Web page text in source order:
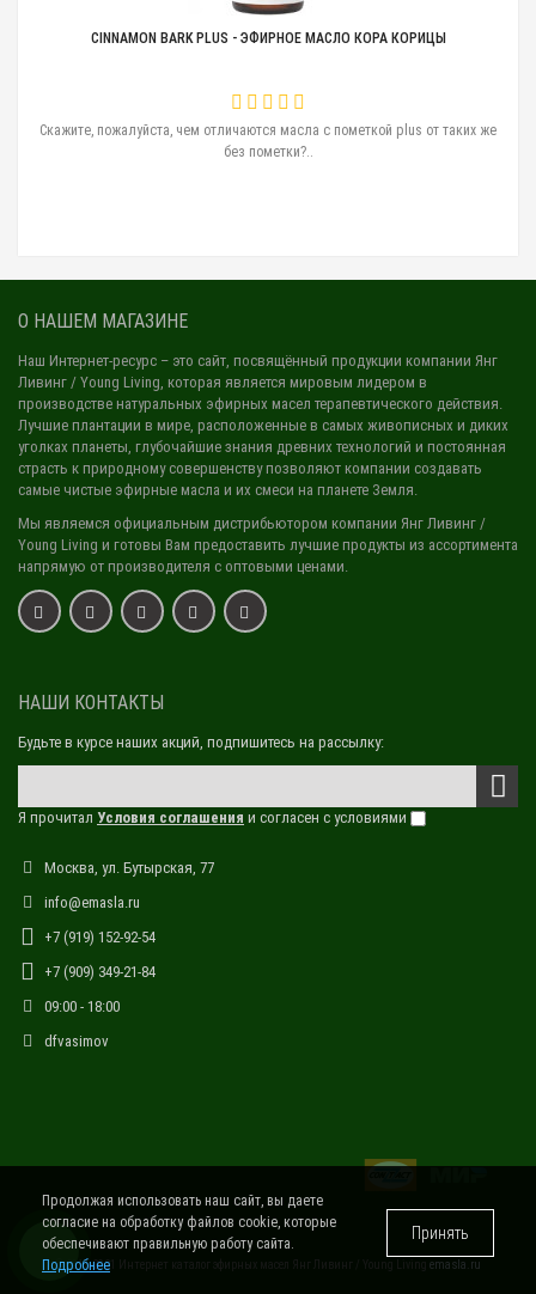
CINNAMON BARK PLUS - ЭФИРНОЕ МАСЛО КОРА КОРИЦЫ
Скажите, пожалуйста, чем отличаются масла с пометкой plus от таких же
без пометки?..
О НАШЕМ МАГАЗИНЕ
Наш Интернет-ресурс – это сайт, посвящённый продукции компании Янг
Ливинг / Young Living, которая является мировым лидером в
производстве натуральных эфирных масел терапевтического действия.
Лучшие плантации в мире, расположенные в самых живописных и диких
уголках планеты, глубочайшие знания древних технологий и постоянная
страсть к природному совершенству позволяют компании создавать
самые чистые эфирные масла и их смеси на планете Земля.
Мы являемся официальным дистрибьютором компании Янг Ливинг /
Young Living и готовы Вам предоставить лучшие продукты из ассортимента
напрямую от производителя с оптовыми ценами.
НАШИ КОНТАКТЫ
Будьте в курсе наших акций, подпишитесь на рассылку:
Я прочитал Условия соглашения и согласен с условиями
Москва, ул. Бутырская, 77
info@emasla.ru
+7 (919) 152-92-54
+7 (909) 349-21-84
09:00 - 18:00
dfvasimov
© 2015-2021 Интернет каталог эфирных масел Янг Ливинг / Young Living emasla.ru
Продолжая использовать наш сайт, вы даете
согласие на обработку файлов cookie, которые
обеспечивают правильную работу сайта.
Подробнее
Принять